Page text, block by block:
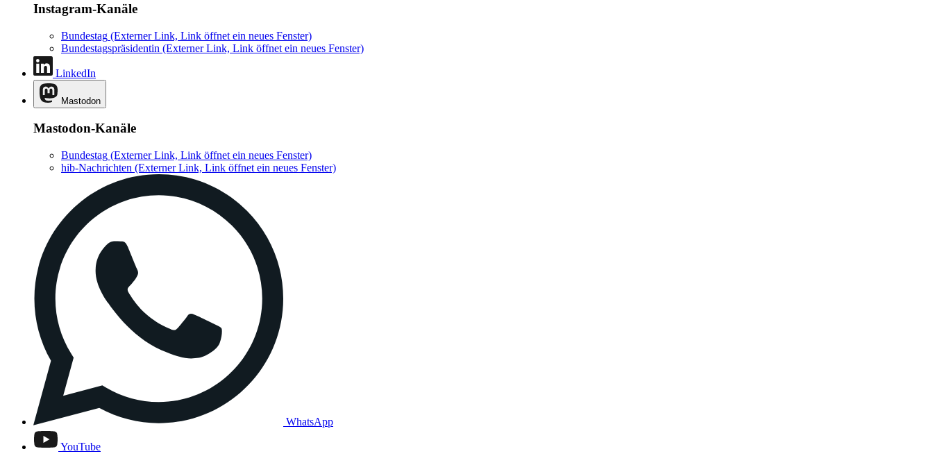
Instagram-Kanäle
Bundestag (Externer Link, Link öffnet ein neues Fenster)
Bundestagspräsidentin (Externer Link, Link öffnet ein neues Fenster)
LinkedIn
Mastodon
Mastodon-Kanäle
Bundestag (Externer Link, Link öffnet ein neues Fenster)
hib-Nachrichten (Externer Link, Link öffnet ein neues Fenster)
WhatsApp
YouTube